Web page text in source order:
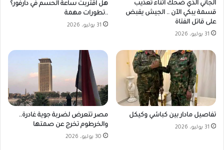
الجاني الذي ضحك أثناء تعذيب
قسمة يبكي الآن .. الجيش يقبض
على قاتل الفتاة
31 يوليو، 2026
هل اقتربت ساعة الحسم في دارفور؟
..تطورات مهمة
31 يوليو، 2026
تفاصيل مادار بين كباشي وكيكل
31 يوليو، 2026
مصر تتعرض لضربة جوية غادرة..
والخرطوم تخرج عن صمتها
30 يوليو، 2026